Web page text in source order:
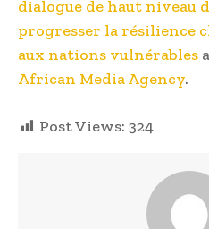
dialogue de haut niveau
progresser la résilience
aux nations vulnérables
African Media Agency.
Post Views: 324